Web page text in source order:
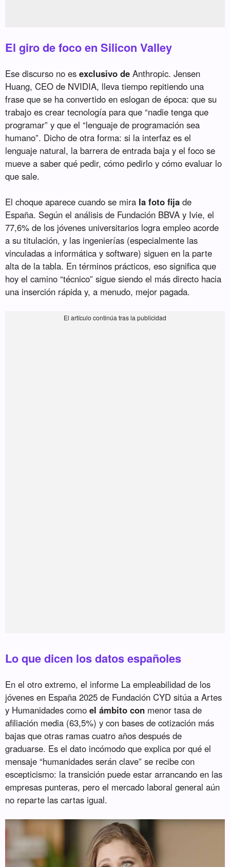
El giro de foco en Silicon Valley
Ese discurso no esexclusivo de Anthropic. Jensen
Huang, CEO de NVIDIA, lleva tiempo repitiendo una
frase que se ha convertido en eslogan de época: que su
trabajo es crear tecnología para que “nadie tenga que
programar” y que el “lenguaje de programación sea
humano”. Dicho de otra forma: si la interfaz es el
lenguaje natural, la barrera de entrada baja y el foco se
mueve a saber qué pedir, cómo pedirlo y cómo evaluar lo
que sale.
El choque aparece cuando se mira la foto fija de
España. Según el análisis de Fundación BBVA y Ivie, el
77,6% de los jóvenes universitarios logra empleo acorde
a su titulación, y las ingenierías (especialmente las
vinculadas a informática y software) siguen en la parte
alta de la tabla. En términos prácticos, eso significa que
hoy el camino “técnico” sigue siendo el más directo hacia
una inserción rápida y, a menudo, mejor pagada.
Lo que dicen los datos españoles
En el otro extremo, el informe La empleabilidad de los
jóvenes en España 2025 de Fundación CYD sitúa a Artes
y Humanidades comoel ámbito con menor tasa de
afiliación media (63,5%) y con bases de cotización más
bajas que otras ramas cuatro años después de
graduarse. Es el dato incómodo que explica por qué el
mensaje “humanidades serán clave” se recibe con
escepticismo: la transición puede estar arrancando en las
empresas punteras, pero el mercado laboral general aún
no reparte las cartas igual.